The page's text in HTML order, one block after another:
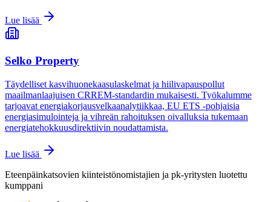
Lue lisää
Selko Property
Täydelliset kasvihuonekaasulaskelmat ja hiilivapauspollut
maailmanlaajuisen CRREM-standardin mukaisesti. Työkalumme
tarjoavat energiakorjausvelkaanalytiikkaa, EU ETS -pohjaisia
energiasimulointeja ja vihreän rahoituksen oivalluksia tukemaan
energiatehokkuusdirektiivin noudattamista.
Lue lisää
Eteenpäinkatsovien kiinteistönomistajien ja pk-yritysten luotettu
kumppani